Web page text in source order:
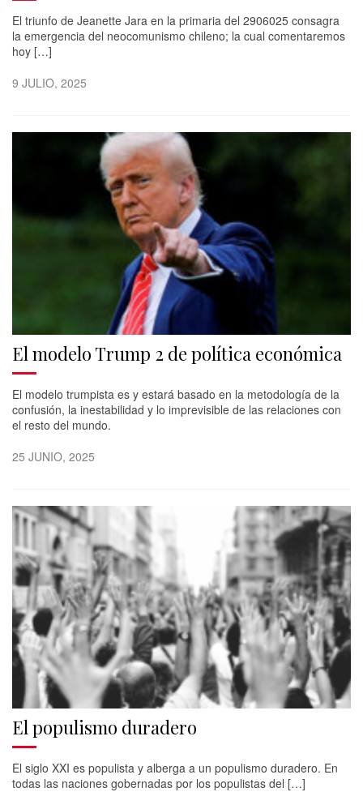
El triunfo de Jeanette Jara en la primaria del 2906025 consagra
la emergencia del neocomunismo chileno; la cual comentaremos
hoy […]
9 JULIO, 2025
El modelo Trump 2 de política económica
El modelo trumpista es y estará basado en la metodología de la
confusión, la inestabilidad y lo imprevisible de las relaciones con
el resto del mundo.
25 JUNIO, 2025
El populismo duradero
El siglo XXI es populista y alberga a un populismo duradero. En
todas las naciones gobernadas por los populistas del […]